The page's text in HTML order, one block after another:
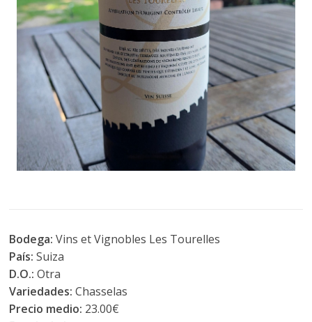
Bodega: Vins et Vignobles Les Tourelles
País: Suiza
D.O.:Otra
Variedades: Chasselas
Precio medio: 23.00€